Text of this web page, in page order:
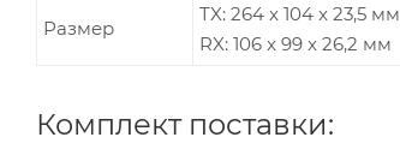
Размер
TX: 264 x 104 x 23,5 мм
RX: 106 x 99 x 26,2 мм
Комплект поставки: